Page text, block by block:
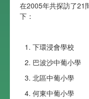
在2005年共探訪了21
下：
1. 下環浸會學校
2. 巴波沙中葡小學
3. 北區中葡小學
4. 何東中葡小學